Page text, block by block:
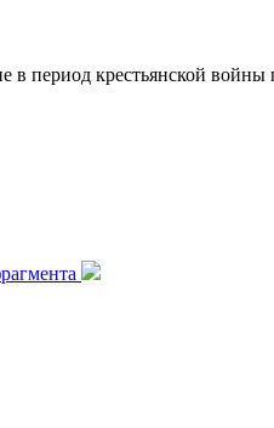
период крестьянской войны